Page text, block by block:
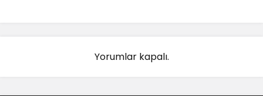
Yorumlar kapalı.